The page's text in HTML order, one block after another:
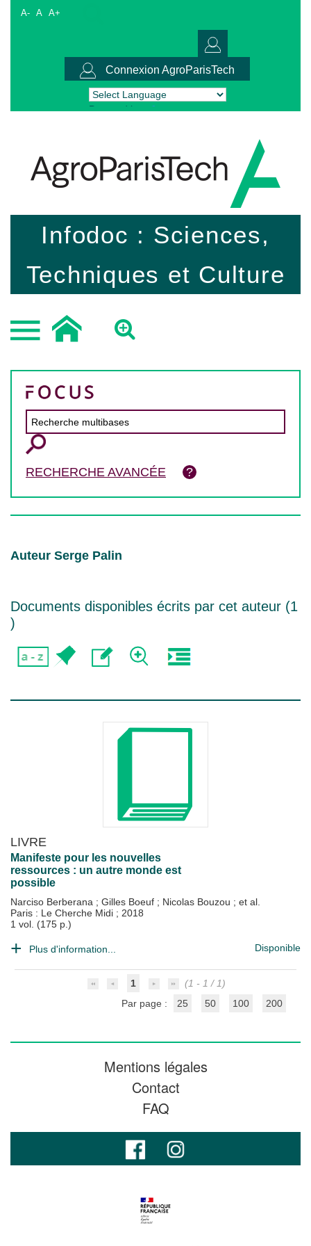
A- A A+
Connexion AgroParisTech
Powered by Translate
Infodoc : Sciences,
Techniques et Culture
RECHERCHE AVANCÉE
Auteur Serge Palin
Documents disponibles écrits par cet auteur (1
)
LIVRE
Manifeste pour les nouvelles
ressources : un autre monde est
possible
Narciso Berberana ; Gilles Boeuf ; Nicolas Bouzou ; et al.
Paris : Le Cherche Midi ; 2018
1 vol. (175 p.)
Plus d'information... Disponible
1
(1 - 1 / 1)
Par page :
25 50 100 200
Mentions légales
Contact
FAQ